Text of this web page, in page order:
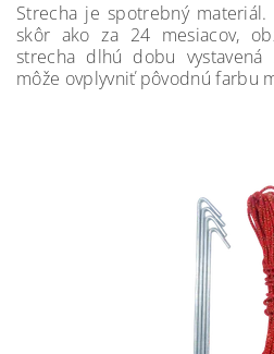
Strecha je spotrebný
skôr ako za 24 mesiacov,
strecha dlhú dobu vystavená
môže ovplyvniť pôvodnú farbu